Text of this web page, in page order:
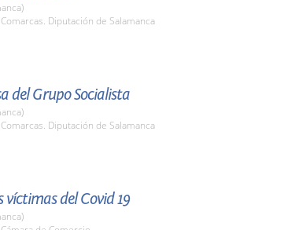
Diputación de Salamanca
del Grupo Socialista
Diputación de Salamanca
víctimas del Covid 19